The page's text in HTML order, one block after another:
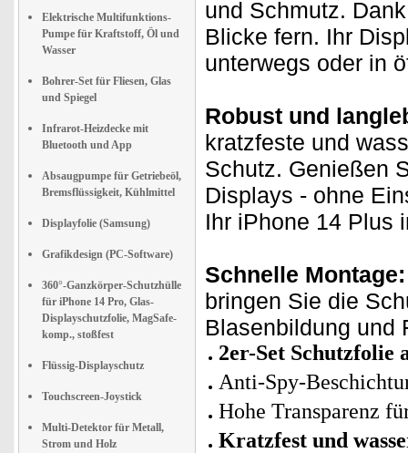
Elektrische Multifunktions-
Pumpe für Kraftstoff, Öl und
Wasser
Bohrer-Set für Fliesen, Glas
und Spiegel
Infrarot-Heizdecke mit
Bluetooth und App
Absaugpumpe für Getriebeöl,
Bremsflüssigkeit, Kühlmittel
Displayfolie (Samsung)
Grafikdesign (PC-Software)
360°-Ganzkörper-Schutzhülle
für iPhone 14 Pro, Glas-
Displayschutzfolie, MagSafe-
komp., stoßfest
Flüssig-Displayschutz
Touchscreen-Joystick
Multi-Detektor für Metall,
Strom und Holz
und Schmutz.
Blicke fern. Ihr
unterwegs oder in
Robust und
kratzfeste und
Schutz. Genießen
Displays - ohne
Ihr iPhone 14 Plus
Schnelle Montage:
bringen Sie die
Blasenbildung und
2er-Set Schutzfolie
Anti-Spy-
Hohe Transparenz
Kratzfest und